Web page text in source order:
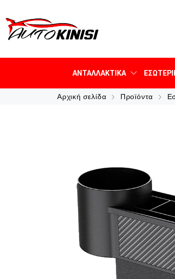
ΑΝΤΑΛΛΑΚΤΙΚΆ
Αρχική σελίδα Προϊόντα